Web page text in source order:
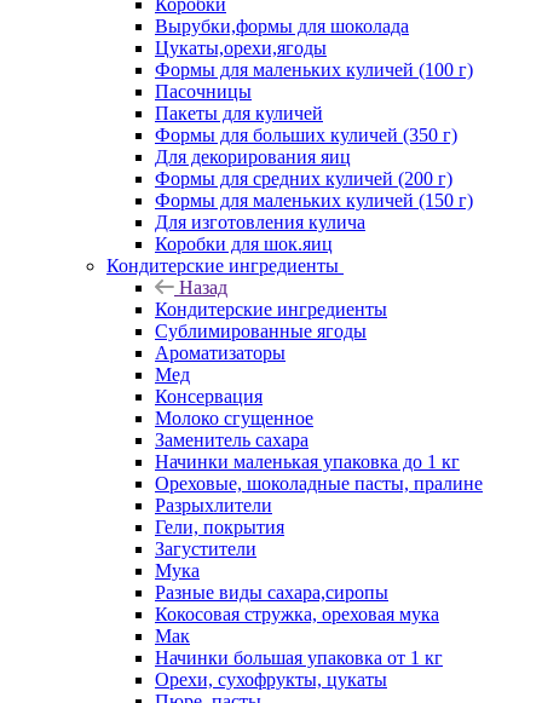
Коробки
Вырубки,формы для шоколада
Цукаты,орехи,ягоды
Формы для маленьких куличей (100 г)
Пасочницы
Пакеты для куличей
Формы для больших куличей (350 г)
Для декорирования яиц
Формы для средних куличей (200 г)
Формы для маленьких куличей (150 г)
Для изготовления кулича
Коробки для шок.яиц
Кондитерские ингредиенты
Назад
Кондитерские ингредиенты
Сублимированные ягоды
Ароматизаторы
Мед
Консервация
Молоко сгущенное
Заменитель сахара
Начинки маленькая упаковка до 1 кг
Ореховые, шоколадные пасты, пралине
Разрыхлители
Гели, покрытия
Загустители
Мука
Разные виды сахара,сиропы
Кокосовая стружка, ореховая мука
Мак
Начинки большая упаковка от 1 кг
Орехи, сухофрукты, цукаты